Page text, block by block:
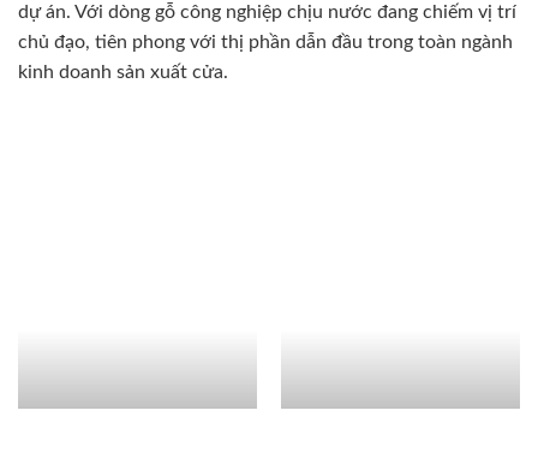
dự án. Với dòng gỗ công nghiệp chịu nước đang chiếm vị trí
chủ đạo, tiên phong với thị phần dẫn đầu trong toàn ngành
kinh doanh sản xuất cửa.